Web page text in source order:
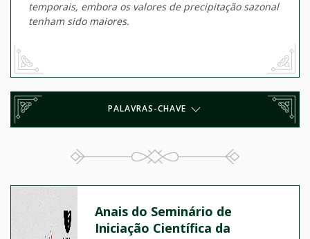
temporais, embora os valores de precipitação sazonal
tenham sido maiores.
PALAVRAS-CHAVE
Anais do Seminário de
Iniciação Científica da